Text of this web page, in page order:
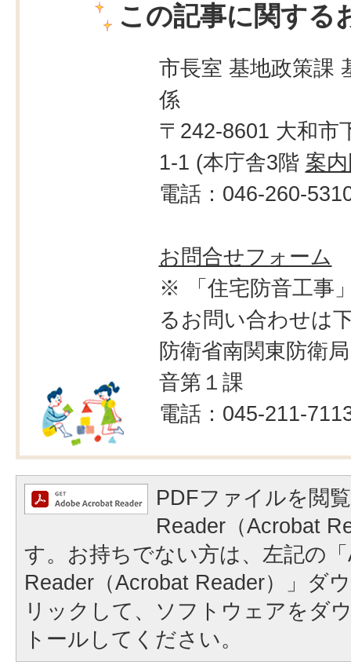
この記事に関する
市長室 基地政策課
係
〒242-8601 大和市
1-1 (本庁舎3階 案
電話：046-260-
お問合せフォーム
※ 「住宅防音工事
るお問い合わせは
防衛省南関東防衛
音第１課
電話：045-211-
PDFファイルを閲
Reader（Acrobat
す。お持ちでない方は、左記の
Reader（Acrobat Reader）」ダ
リックして、ソフトウェアをダ
トールしてください。